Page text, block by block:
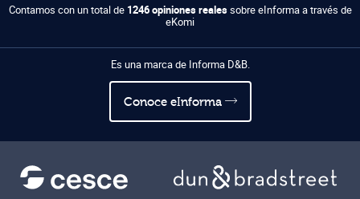
Contamos con un total de 1246 opiniones realessobre eInforma a través de
eKomi
Es una marca de Informa D&B.
Conoce eInforma